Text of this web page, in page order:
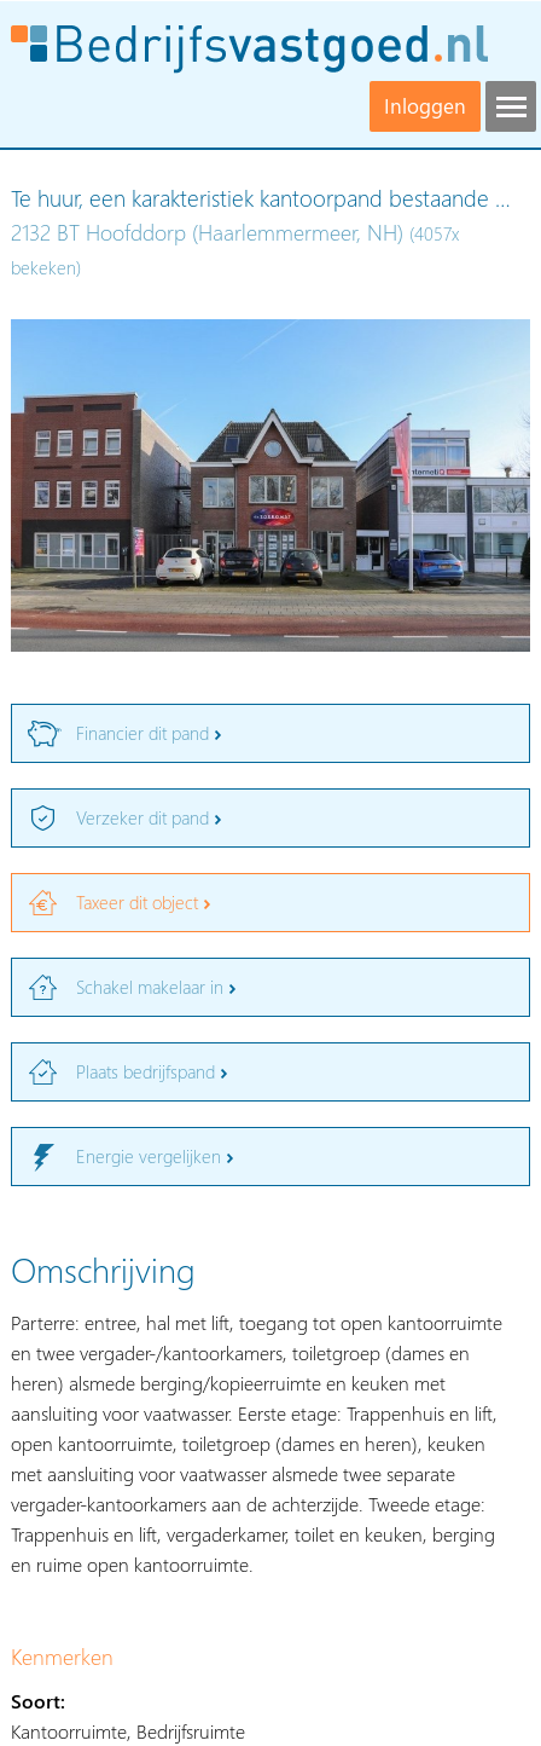
Inloggen
Te huur, een karakteristiek kantoorpand bestaande …
2132 BT Hoofddorp (Haarlemmermeer, NH) (4057x
bekeken)
Financier dit pand
Verzeker dit pand
Taxeer dit object
Schakel makelaar in
Plaats bedrijfspand
Energie vergelijken
Omschrijving
Parterre: entree, hal met lift, toegang tot open kantoorruimte
en twee vergader-/kantoorkamers, toiletgroep (dames en
heren) alsmede berging/kopieerruimte en keuken met
aansluiting voor vaatwasser. Eerste etage: Trappenhuis en lift,
open kantoorruimte, toiletgroep (dames en heren), keuken
met aansluiting voor vaatwasser alsmede twee separate
vergader-kantoorkamers aan de achterzijde. Tweede etage:
Trappenhuis en lift, vergaderkamer, toilet en keuken, berging
en ruime open kantoorruimte.
Kenmerken
Soort:
Kantoorruimte, Bedrijfsruimte